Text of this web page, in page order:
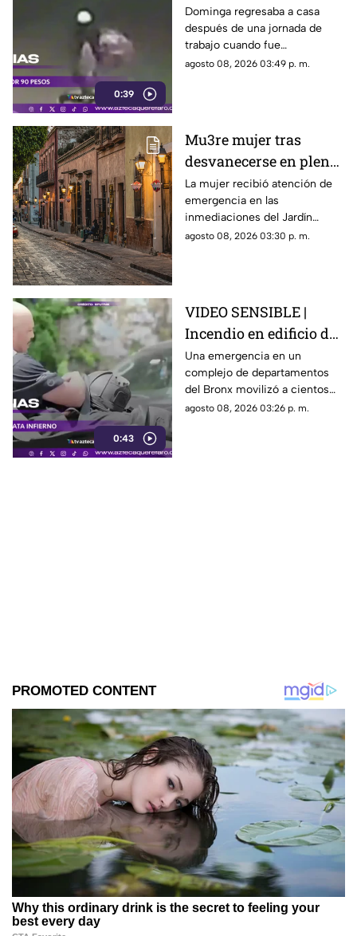
0:39
es as3sin4da en Puebla
por 90 pesos
Dominga regresaba a casa
después de una jornada de
trabajo cuando fue
interceptada por un hombre
agosto 08, 2026 03:49 p. m.
Mu3re mujer tras
desvanecerse en plena
vía pública en el Centro
Histórico de Querétaro
La mujer recibió atención de
emergencia en las
inmediaciones del Jardín
Corregidora, pero los
agosto 08, 2026 03:30 p. m.
0:43
VIDEO SENSIBLE |
Incendio en edificio de
Nueva York deja un
mu3rto y 14 heridos
Una emergencia en un
complejo de departamentos
del Bronx movilizó a cientos
de bomberos y dejó víctimas
agosto 08, 2026 03:26 p. m.